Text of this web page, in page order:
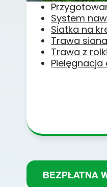
System
Siatka na
Trawa siana
Trawa z rolki
BEZPŁATNA